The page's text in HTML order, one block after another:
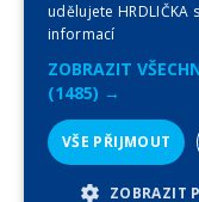
udělujete HRDLIČKA
informací
ZOBRAZIT
(1485) →
VŠE PŘIJMOUT
ZOBRAZIT